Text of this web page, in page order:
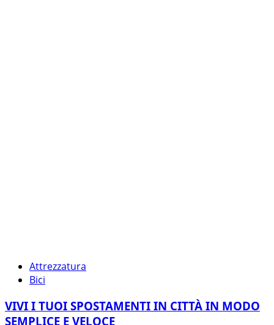
Attrezzatura
Bici
VIVI I TUOI SPOSTAMENTI IN CITTÀ IN MODO
SEMPLICE E VELOCE